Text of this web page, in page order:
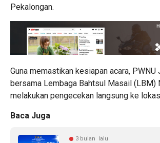
Pekalongan.
Guna memastikan kesiapan acara, PWNU
bersama Lembaga Bahtsul Masail (LBM)
melakukan pengecekan langsung ke
Baca Juga
3 bulan lalu